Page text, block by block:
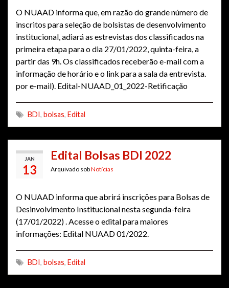
O NUAAD informa que, em razão do grande número de
inscritos para seleção de bolsistas de desenvolvimento
institucional, adiará as estrevistas dos classificados na
primeira etapa para o dia 27/01/2022, quinta-feira, a
partir das 9h. Os classificados receberão e-mail com a
informação de horário e o link para a sala da entrevista.
por e-mail). Edital-NUAAD_01_2022-Retificação
BDI, bolsas, Edital
JAN
13
Edital Bolsas BDI 2022
Arquivado sobNotícias
O NUAAD informa que abrirá inscrições para Bolsas de
Desinvolvimento Institucional nesta segunda-feira
(17/01/2022) . Acesse o edital para maiores
informações: Edital NUAAD 01/2022.
BDI, bolsas, Edital